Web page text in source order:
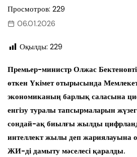
Просмотров: 229
06.01.2026
Оқылды: 229
Премьер-министр Олжас
өткен Үкімет отырысында
экономиканың барлық саласына
енгізу туралы тапсырмаларын
сондай-ақ биылғы жылды
интеллект жылы деп жариялауына
ЖИ-ді дамыту мәселесі қаралды.